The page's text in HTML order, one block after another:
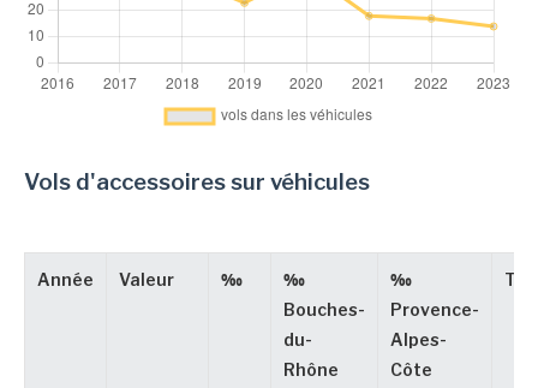
Vols d'accessoires sur véhicules
Année Valeur ‰
‰
Bouches-
du-
Rhône
‰
Provence-
Alpes-
Côte